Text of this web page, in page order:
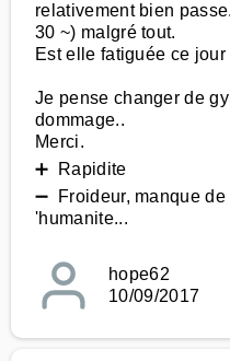
relativement bien
30 ~) malgré tout.
Est elle fatiguée ce
Je pense changer de
dommage..
Merci.
➕ Rapidite
➖ Froideur, manque
'humanite...
hope62
10/09/2017